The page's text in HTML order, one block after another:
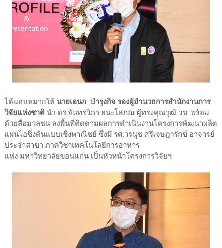
ได้มอบหมายให้ นายเอนก บำรุงกิจ รองผู้อำนวยการสำนักงานการ
วิจัยแห่งชาตินำ ดร.จันทรวิภา ธนะโสภณ ผู้ทรงคุณวุฒิ วช. พร้อม
ด้วยสื่อมวลชน ลงพื้นที่ติดตามผลการดำเนินงานโครงการพัฒนาผลิต
แผ่นไอซิ่งต้นแบบเชิงพาณิชย์ ซึ่งมี รศ.วรนุช ศรีเจษฎารักข์ อาจารย์
ประจำสาขา ภาควิชาเทคโนโลยีการอาหาร
แห่ง มหาวิทยาลัยขอนแก่น เป็นหัวหน้าโครงการวิจัยฯ